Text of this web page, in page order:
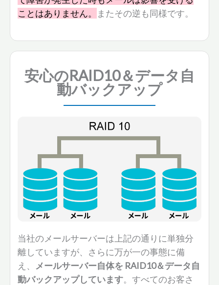
ことはありません。
またその逆も同様です。
安心のRAID10＆データ自
動バックアップ
当社のメールサーバーは上記の通りに単独分
離していますが、さらに万が一の事態に備
え、
メールサーバー自体を RAID10＆データ自
動バックアップしています。すべてのお客さ